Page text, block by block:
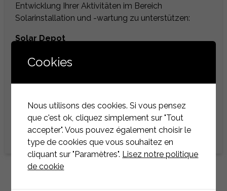
Entwicklung Ihrer Aktivitäten im Bereich
Solarinstallation und -wartung zu unterstützen:
Solar Depot
L-4970 Sprinkange
Facebook
Twitter
Email
Teilen
Cookies
Nous utilisons des cookies. Si vous pensez
que c'est ok, cliquez simplement sur "Tout
accepter". Vous pouvez également choisir le
type de cookies que vous souhaitez en
cliquant sur "Paramètres". Lisez notre politique
de cookie